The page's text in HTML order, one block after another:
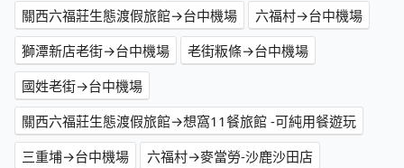
關西六福莊生態渡假旅館→台中機場
六福村→台中機場
獅潭新店老街→台中機場
老街粄條→台中機場
國姓老街→台中機場
關西六福莊生態渡假旅館→想窩11餐旅館 -可純用餐遊玩
三重埔→台中機場
六福村→麥當勞-沙鹿沙田店